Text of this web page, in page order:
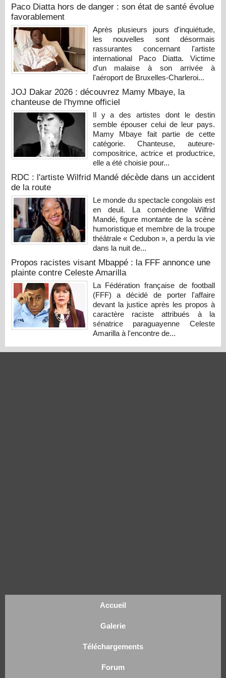
Paco Diatta hors de danger : son état de santé évolue
favorablement
Après plusieurs jours d'inquiétude,
les nouvelles sont désormais
rassurantes concernant l'artiste
international Paco Diatta. Victime
d'un malaise à son arrivée à
l'aéroport de Bruxelles-Charleroi...
JOJ Dakar 2026 : découvrez Mamy Mbaye, la
chanteuse de l'hymne officiel
Il y a des artistes dont le destin
semble épouser celui de leur pays.
Mamy Mbaye fait partie de cette
catégorie. Chanteuse, auteure-
compositrice, actrice et productrice,
elle a été choisie pour...
RDC : l'artiste Wilfrid Mandé décède dans un accident
de la route
Le monde du spectacle congolais est
en deuil. La comédienne Wilfrid
Mandé, figure montante de la scène
humoristique et membre de la troupe
théâtrale « Cedubon », a perdu la vie
dans la nuit de...
Propos racistes visant Mbappé : la FFF annonce une
plainte contre Celeste Amarilla
La Fédération française de football
(FFF) a décidé de porter l'affaire
devant la justice après les propos à
caractère raciste attribués à la
sénatrice paraguayenne Celeste
Amarilla à l'encontre de...
Accueil
Galerie
Téléchargements
Forum